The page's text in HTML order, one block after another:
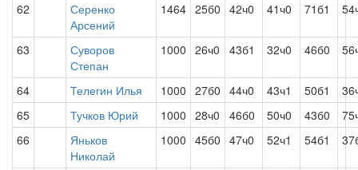
62
Серенко
Арсений
1464 25б0 42ч0 41ч0 71б1
63
Суворов
Степан
1000 26ч0 43б1 32ч0 46б0
64 Телегин Илья 1000 27б0 44ч0 43ч1 50б1
65
Тучков Юрий 1000 28ч0 46б0 50ч0 43б0
66
Яньков
Николай
1000 45б0 47ч0 52ч1 54б1